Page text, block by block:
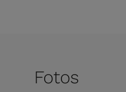
Fotos